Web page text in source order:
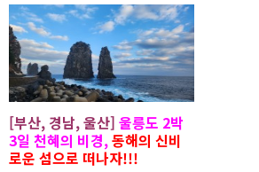
[부산, 경남, 울산] 울릉도 2박
3일 천혜의 비경,동해의 신비
로운 섬으로 떠나자!!!